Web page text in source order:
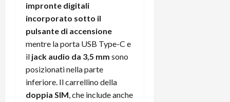
impronte digitali
incorporato sotto il
pulsante di accensione
mentre la porta USB Type-C e
il jack audio da 3,5 mm sono
posizionati nella parte
inferiore. Il carrellino della
doppia SIM, che include anche